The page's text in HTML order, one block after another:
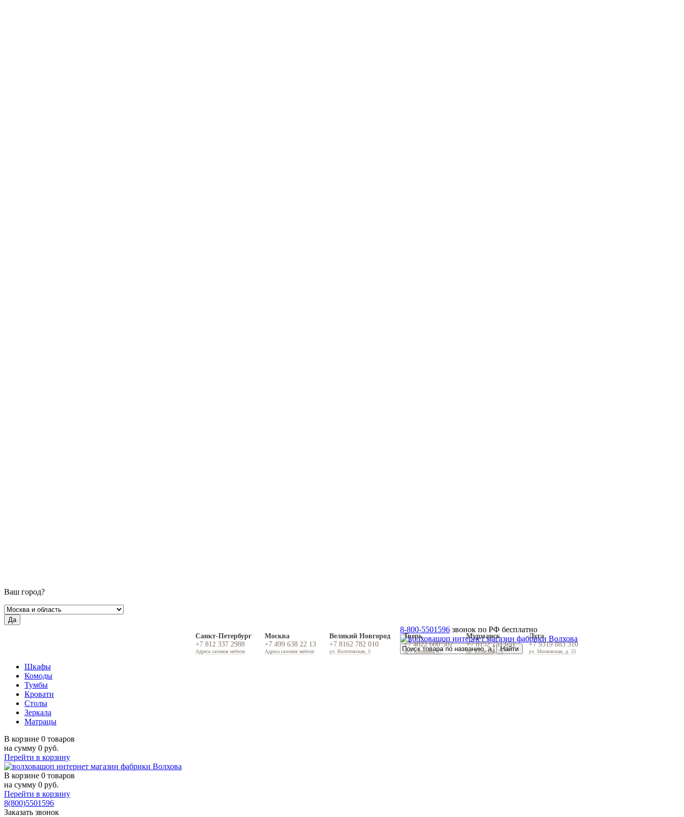
Ваш город?
Да
Санкт-Петербург
+7 812 337 2988
Адреса салонов мебели
Москва
+7 499 638 22 13
Адреса салонов мебели
Великий Новгород
+7 8162 782 010
ул. Волотовская, 5
Тверь
+7 4822 600 502
пр-т Калинина, 17
Мурманск
+7 8152 251 651
пр. Кольский, 71
Луга
+7 9319 883 310
ул. Московская, д. 25
8-800-5501596 звонок по РФ бесплатно
Шкафы
Комоды
Тумбы
Кровати
Столы
Зеркала
Матрацы
В корзине 0 товаров
на сумму 0 руб.
Перейти в корзину
В корзине 0 товаров
на сумму 0 руб.
Перейти в корзину
8(800)5501596
Заказать звонок